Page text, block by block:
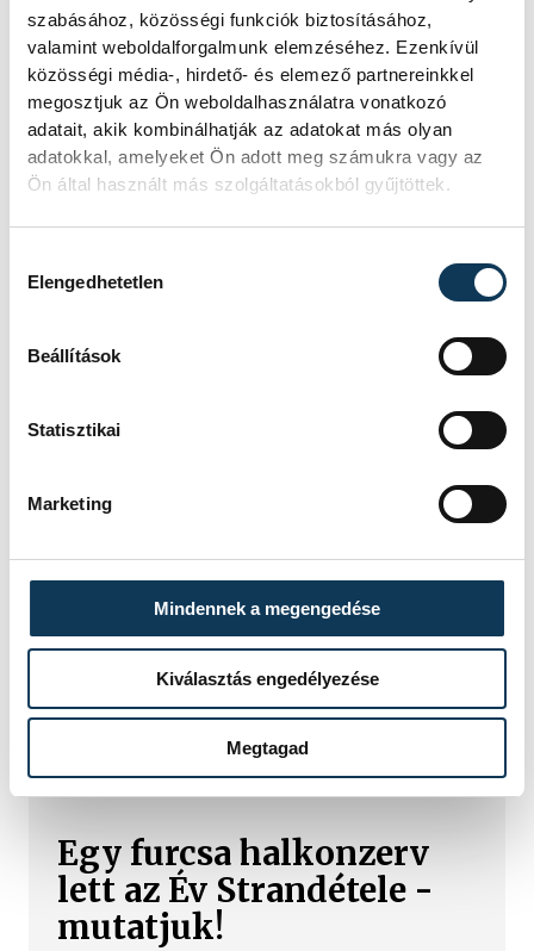
szabásához, közösségi funkciók biztosításához,
valamint weboldalforgalmunk elemzéséhez. Ezenkívül
közösségi média-, hirdető- és elemező partnereinkkel
megosztjuk az Ön weboldalhasználatra vonatkozó
adatait, akik kombinálhatják az adatokat más olyan
adatokkal, amelyeket Ön adott meg számukra vagy az
Ön által használt más szolgáltatásokból gyűjtöttek.
Elengedhetetlen
Beállítások
Statisztikai
Marketing
Mindennek a megengedése
Kiválasztás engedélyezése
Megtagad
TOVÁBBI CIKKEK
Egy furcsa halkonzerv
lett az Év Strandétele -
mutatjuk!